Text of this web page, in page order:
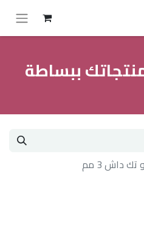
ببساطة
داش 3 مم